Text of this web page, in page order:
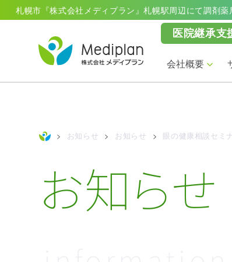
札幌市『株式会社メディプラン』札幌駅周辺にて調剤
医院継承支
会社概要
> お知らせ > お知らせ > 眼の健康相談セミ
お知らせ